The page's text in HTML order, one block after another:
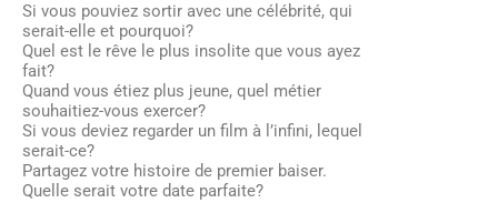
Si vous pouviez sortir avec une célébrité, qui
serait-elle et pourquoi?
Quel est le rêve le plus insolite que vous ayez
fait?
Quand vous étiez plus jeune, quel métier
souhaitiez-vous exercer?
Si vous deviez regarder un film à l’infini, lequel
serait-ce?
Partagez votre histoire de premier baiser.
Quelle serait votre date parfaite?